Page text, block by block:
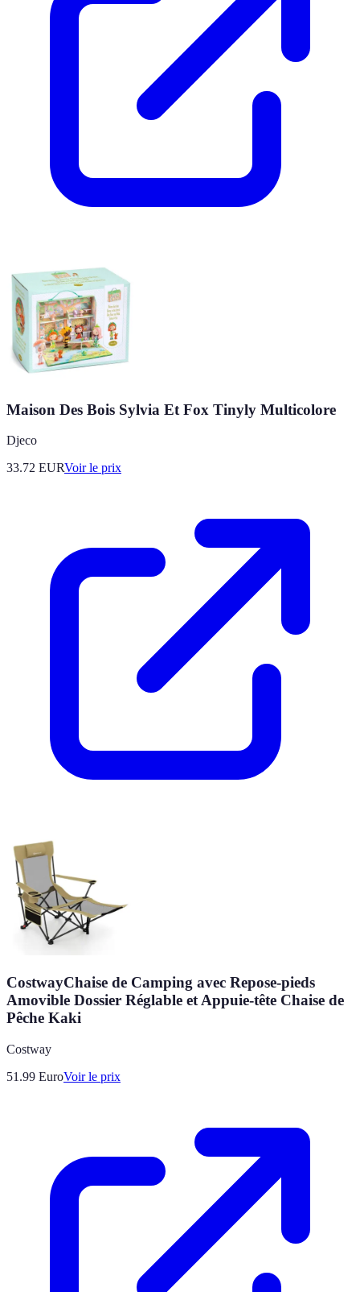
Maison Des Bois Sylvia Et Fox Tinyly Multicolore
Djeco
33.72 EURVoir le prix
CostwayChaise de Camping avec Repose-pieds
Amovible Dossier Réglable et Appuie-tête Chaise de
Pêche Kaki
Costway
51.99 EuroVoir le prix